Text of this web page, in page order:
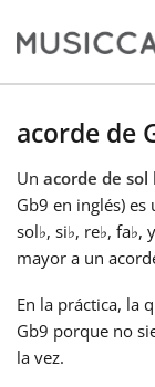
Български
Dansk
Deutsch
acorde de
Un acorde de
Gb9 en inglés)
sol♭, si♭, re♭, fa♭,
mayor a un
En la práctica, la
Gb9 porque no
la vez.